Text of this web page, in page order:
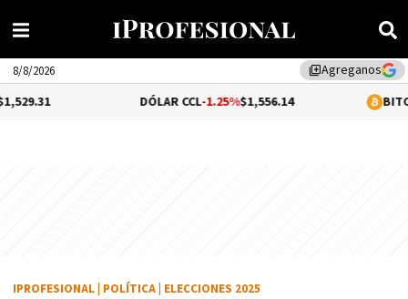
library_addAgreganos
8/8/2026
-1.25%$1,556.14 0.12%
IPROFESIONAL POLÍTICA ELECCIONES 2025